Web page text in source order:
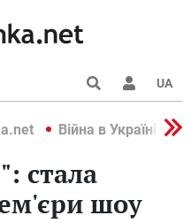
UA
Війна в Україні 2022
стала
шоу